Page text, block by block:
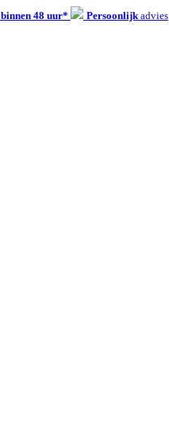
binnen 48 uur* Persoonlijkadvies